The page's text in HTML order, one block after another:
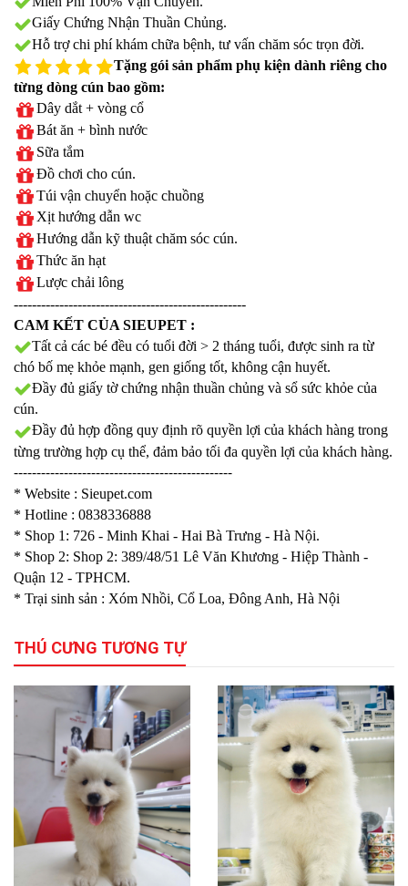
Giấy Chứng Nhận Thuần Chủng.
Hỗ trợ chi phí khám chữa bệnh, tư vấn chăm sóc trọn đời.
Tặng gói sản phẩm phụ kiện dành riêng cho
từng dòng cún bao gồm:
Dây dắt + vòng cổ
Bát ăn + bình nước
Sữa tắm
Đồ chơi cho cún.
Túi vận chuyển hoặc chuồng
Xịt hướng dẫn wc
Hướng dẫn kỹ thuật chăm sóc cún.
Thức ăn hạt
Lược chải lông
---------------------------------------------------
CAM KẾT CỦA SIEUPET :
Tất cả các bé đều có tuổi đời > 2 tháng tuổi, được sinh ra từ
chó bố mẹ khỏe mạnh, gen giống tốt, không cận huyết.
Đầy đủ giấy tờ chứng nhận thuần chủng và sổ sức khỏe của
cún.
Đầy đủ hợp đồng quy định rõ quyền lợi của khách hàng trong
từng trường hợp cụ thể, đảm bảo tối đa quyền lợi của khách hàng.
------------------------------------------------
* Website : Sieupet.com
* Hotline : 0838336888
* Shop 1: 726 - Minh Khai - Hai Bà Trưng - Hà Nội.
* Shop 2: Shop 2: 389/48/51 Lê Văn Khương - Hiệp Thành -
Quận 12 - TPHCM.
* Trại sinh sản : Xóm Nhồi, Cổ Loa, Đông Anh, Hà Nội
THÚ CƯNG TƯƠNG TỰ